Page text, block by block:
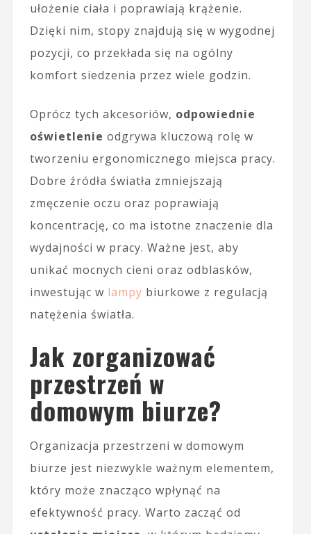
ułożenie ciała i poprawiają krążenie.
Dzięki nim, stopy znajdują się w wygodnej
pozycji, co przekłada się na ogólny
komfort siedzenia przez wiele godzin.
Oprócz tych akcesoriów, odpowiednie
oświetlenie odgrywa kluczową rolę w
tworzeniu ergonomicznego miejsca pracy.
Dobre źródła światła zmniejszają
zmęczenie oczu oraz poprawiają
koncentrację, co ma istotne znaczenie dla
wydajności w pracy. Ważne jest, aby
unikać mocnych cieni oraz odblasków,
inwestując w lampy biurkowe z regulacją
natężenia światła.
Jak zorganizować
przestrzeń w
domowym biurze?
Organizacja przestrzeni w domowym
biurze jest niezwykle ważnym elementem,
który może znacząco wpłynąć na
efektywność pracy. Warto zacząć od